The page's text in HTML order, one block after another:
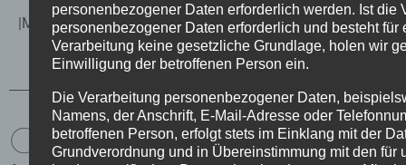
|Mikrozement Treppen| |Mikrozement Bad|
CREATIV MIT
personenbezogener Daten erforderlich werden. Ist die
personenbezogener Daten erforderlich und besteht für
Verarbeitung keine gesetzliche Grundlage, holen wir
Einwilligung der betroffenen Person ein.
Die Verarbeitung personenbezogener Daten,
Namens, der Anschrift, E-Mail-Adresse oder
betroffenen Person, erfolgt stets im Einklang mit der
Grundverordnung und in Übereinstimmung mit den für